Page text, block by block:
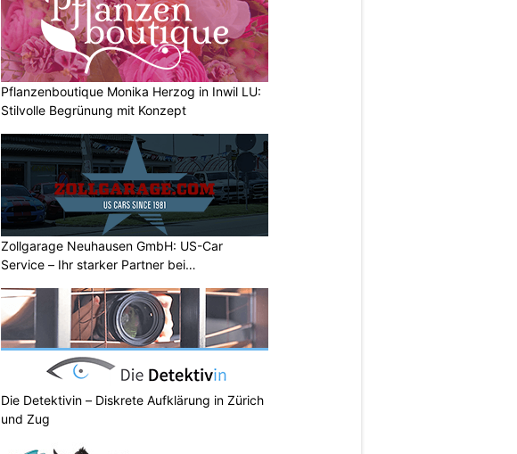
Pflanzenboutique Monika Herzog in Inwil LU:
Stilvolle Begrünung mit Konzept
Zollgarage Neuhausen GmbH: US-Car
Service – Ihr starker Partner bei
Die Detektivin – Diskrete Aufklärung in Zürich
und Zug